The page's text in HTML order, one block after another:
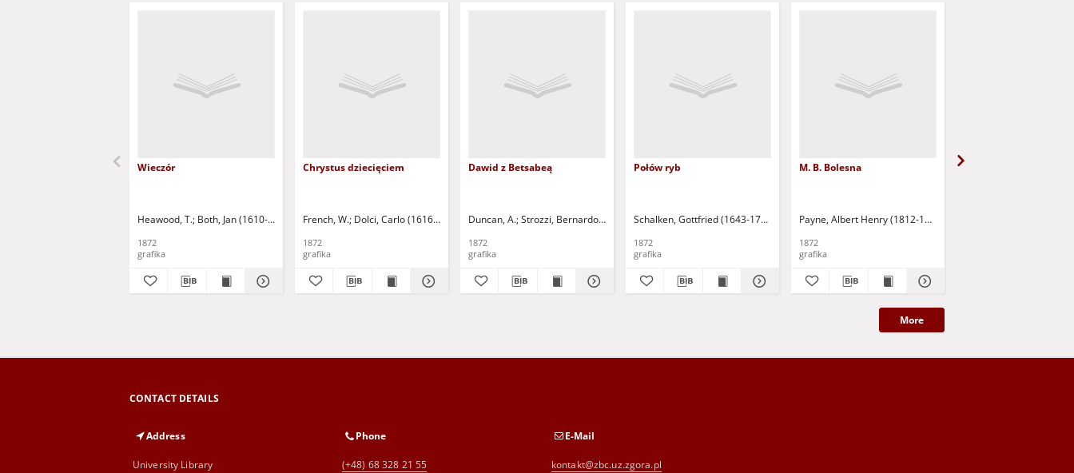
Wieczór
Heawood, T. Both, Jan (1610-1652)
1872
grafika
Chrystus dziecięciem
French, W. Dolci, Carlo (1616-1686)
1872
grafika
Dawid z Betsabeą
Duncan, A. Strozzi, Bernardo (1581-1644)
1872
grafika
Połów ryb
Schalken, Gottfried (1643-1703) Heawood, T.
1872
grafika
M. B. Bolesna
Payne, Albert Henry (1812-1902)
1872
grafika
More
CONTACT DETAILS
Address
University Library
Phone
(+48) 68 328 21 55
E-Mail
kontakt@zbc.uz.zgora.pl